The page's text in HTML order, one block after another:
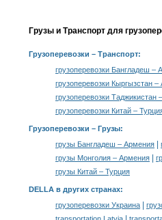
Грузы и Транспорт для
Грузоперевозки – Транспорт:
грузоперевозки Бангладеш –
грузоперевозки Кыргызстан
грузоперевозки Таджикистан
грузоперевозки Китай –
Грузоперевозки – Грузы:
грузы Бангладеш – Армения
грузы Монголия – Армения
грузы Китай – Турция
DELLA в других странах:
грузоперевозки Украина